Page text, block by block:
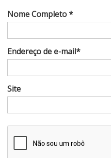
Nome Completo *
Endereço de e-mail*
Site